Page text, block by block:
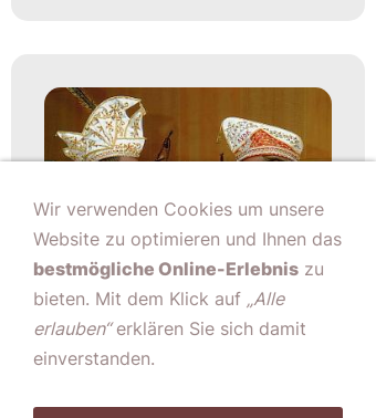
Wir verwenden Cookies um unsere
Website zu optimieren und Ihnen das
bestmögliche Online-Erlebnis zu
bieten. Mit dem Klick auf „Alle
erlauben“erklären Sie sich damit
einverstanden.